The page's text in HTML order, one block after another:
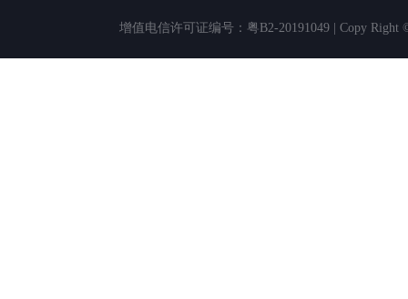
增值电信许可证编号：粤B2-20191049 | Copy